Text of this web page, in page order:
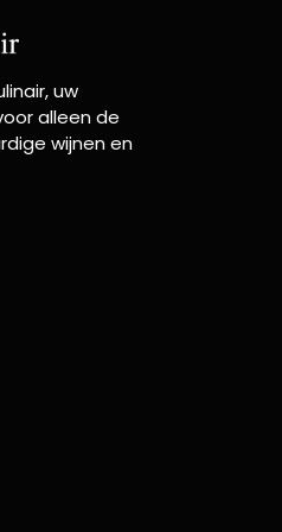
uw
alleen de
wijnen en